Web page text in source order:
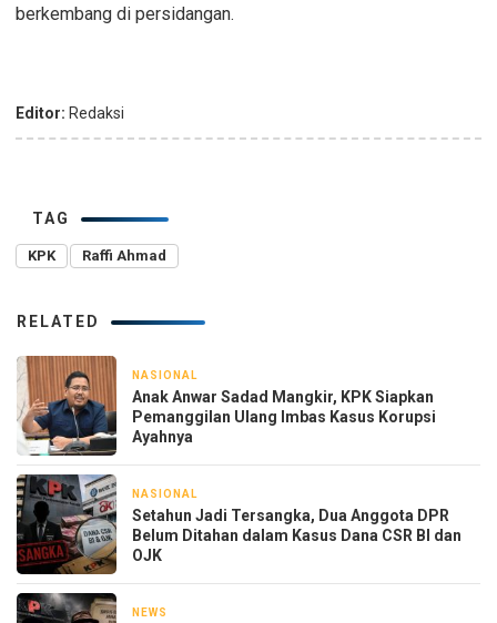
berkembang di persidangan.
Editor: Redaksi
TAG
KPK Raffi Ahmad
RELATED
NASIONAL
Anak Anwar Sadad Mangkir, KPK Siapkan
Pemanggilan Ulang Imbas Kasus Korupsi
Ayahnya
NASIONAL
Setahun Jadi Tersangka, Dua Anggota DPR
Belum Ditahan dalam Kasus Dana CSR BI dan
OJK
NEWS